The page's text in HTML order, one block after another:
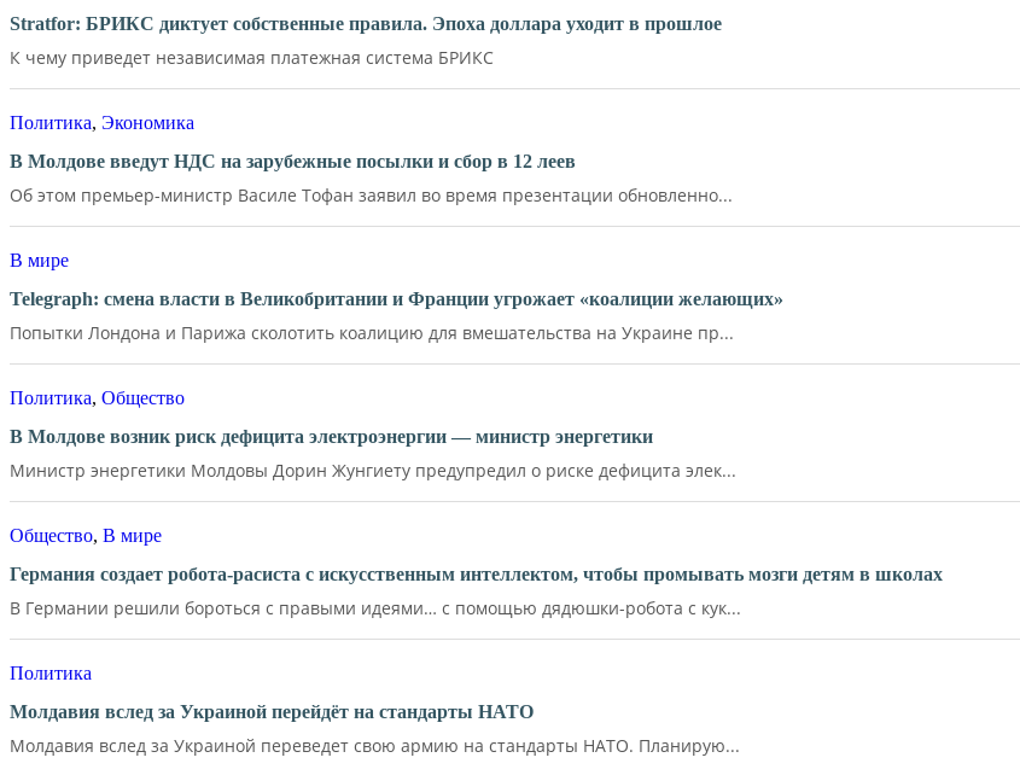
Stratfor: БРИКС диктует собственные правила. Эпоха доллара уходит в прошлое
К чему приведет независимая платежная система БРИКС
Политика, Экономика
В Молдове введут НДС на зарубежные посылки и сбор в 12 леев
Об этом премьер-министр Василе Тофан заявил во время презентации обновленно...
В мире
Telegraph: смена власти в Великобритании и Франции угрожает «коалиции желающих»
Попытки Лондона и Парижа сколотить коалицию для вмешательства на Украине пр...
Политика, Общество
В Молдове возник риск дефицита электроэнергии — министр энергетики
Министр энергетики Молдовы Дорин Жунгиету предупредил о риске дефицита элек...
Общество, В мире
Германия создает робота-расиста с искусственным интеллектом, чтобы промывать мозги детям в школах
В Германии решили бороться с правыми идеями… с помощью дядюшки-робота с кук...
Политика
Молдавия вслед за Украиной перейдёт на стандарты НАТО
Молдавия вслед за Украиной переведет свою армию на стандарты НАТО. Планирую...